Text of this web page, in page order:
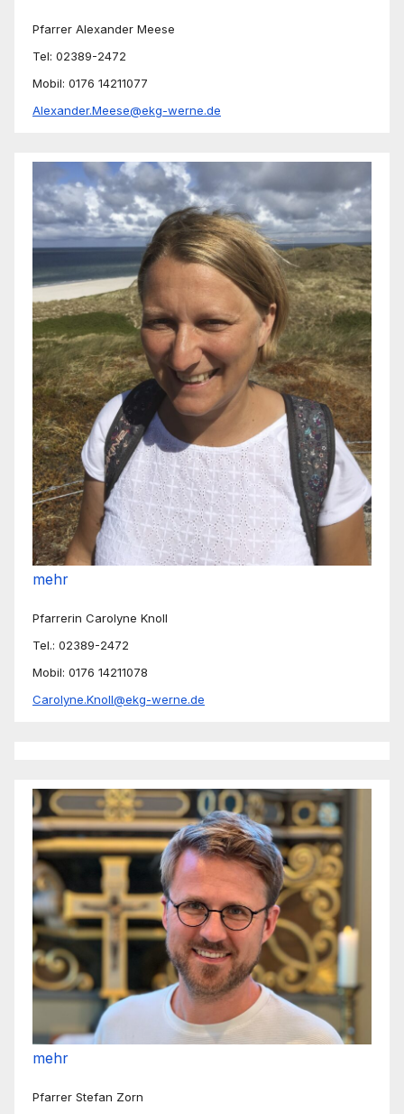
Pfarrer Alexander Meese
Tel: 02389-2472
Mobil: 0176 14211077
Alexander.Meese@ekg-werne.de
mehr
Pfarrerin Carolyne Knoll
Tel.: 02389-2472
Mobil: 0176 14211078
Carolyne.Knoll@ekg-werne.de
mehr
Pfarrer Stefan Zorn